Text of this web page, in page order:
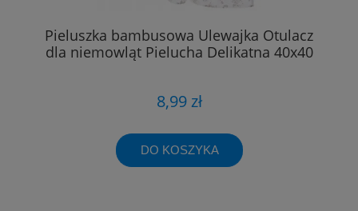
Pieluszka bambusowa Ulewajka Otulacz
dla niemowląt Pielucha Delikatna 40x40
8,99 zł
DO KOSZYKA